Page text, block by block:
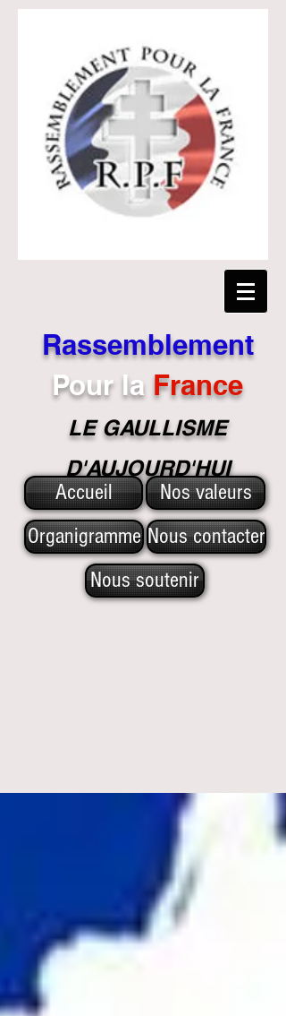
Rassemblement
Pour la France
LE GAULLISME
D'AUJOURD'HUI
Accueil
Nos valeurs
Organigramme Nous contacter
Nous soutenir